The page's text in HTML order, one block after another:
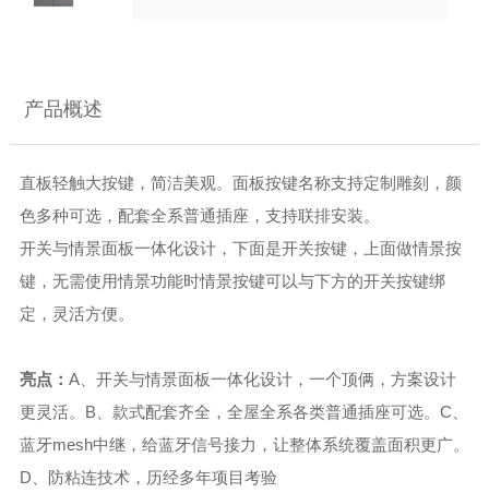
产品概述
直板轻触大按键，简洁美观。面板按键名称支持定制雕刻，颜
色多种可选，配套全系普通插座，支持联排安装。
开关与情景面板一体化设计，下面是开关按键，上面做情景按
键，无需使用情景功能时情景按键可以与下方的开关按键绑
定，灵活方便。
亮点： A、开关与情景面板一体化设计，一个顶俩，方案设计
更灵活。B、款式配套齐全，全屋全系各类普通插座可选。C、
蓝牙mesh中继，给蓝牙信号接力，让整体系统覆盖面积更广。
D、防粘连技术，历经多年项目考验